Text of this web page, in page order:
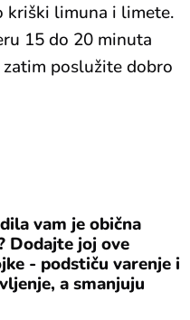
kriški limuna i limete.
15 do 20 minuta
poslužite dobro
vam je obična
Dodajte joj ove
- podstiču varenje i
a smanjuju